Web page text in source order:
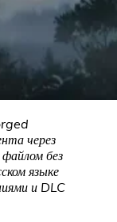
через
без
языке
и DLC